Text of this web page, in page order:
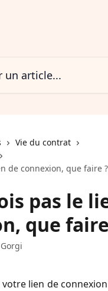
Vie du contrat
de connexion, que faire ?
pas le
que
votre lien de